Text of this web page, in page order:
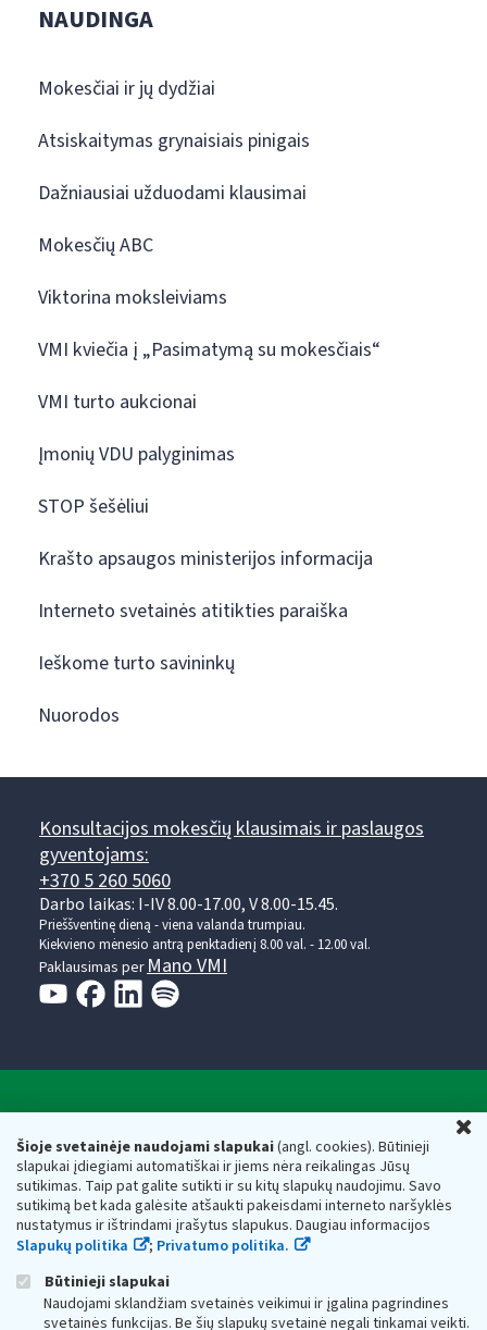
Šioje svetainėje naudojami slapukai(angl. cookies). Būtinieji
slapukai įdiegiami automatiškai ir jiems nėra reikalingas Jūsų
sutikimas. Taip pat galite sutikti ir su kitų slapukų naudojimu. Savo
sutikimą bet kada galėsite atšaukti pakeisdami interneto naršyklės
nustatymus ir ištrindami įrašytus slapukus. Daugiau informacijos
Slapukų politika
; Privatumo politika.
Būtinieji slapukai
Naudojami sklandžiam svetainės veikimui ir įgalina pagrindines
svetainės funkcijas. Be šių slapukų svetainė negali tinkamai veikti.
NAUDINGA
Mokesčiai ir jų dydžiai
Atsiskaitymas grynaisiais pinigais
Dažniausiai užduodami klausimai
Mokesčių ABC
Viktorina moksleiviams
VMI kviečia į „Pasimatymą su mokesčiais“
VMI turto aukcionai
Įmonių VDU palyginimas
STOP šešėliui
Krašto apsaugos ministerijos informacija
Interneto svetainės atitikties paraiška
Ieškome turto savininkų
Nuorodos
Konsultacijos mokesčių klausimais ir paslaugos
gyventojams:
+370 5 260 5060
Darbo laikas: I-IV 8.00-17.00, V 8.00-15.45.
Prieššventinę dieną - viena valanda trumpiau.
Kiekvieno mėnesio antrą penktadienį 8.00 val. - 12.00 val.
Paklausimas per Mano VMI
Respublikos finansų ministerijos
Biudžetinė įstaiga. Juridinio asmens kodas — 188659752,
adresas: Vasario 16-osios g. 14, 01107 Vilnius, Lietuva, el.paštas:
vmi@vmi.lt, E. pristatymo dėžutės adresas 188659752
Duomenys apie Valstybinę mokesčių inspekciją prie Lietuvos
Respublikos finansų ministerijos kaupiami ir saugomi Juridinių